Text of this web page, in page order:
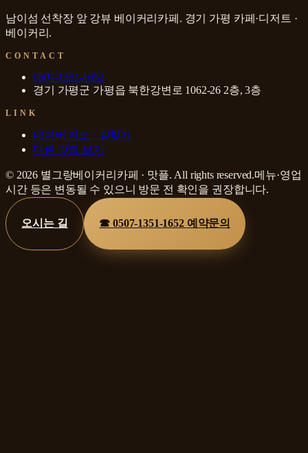
남이섬 선착장 앞 강뷰 베이커리카페 . 경기 가평 카페·디저트 ·
베이커리 .
CONTACT
0507-1351-1652
경기 가평군 가평읍 북한강변로 1062-26 2층, 3층
LINK
네이버 지도 · 길찾기
다른 맛집 보기
© 2026 별그랑베이커리카페 · 맛플. All rights reserved.메뉴·영업
시간 등은 변동될 수 있으니 방문 전 확인을 권장합니다.
오시는 길 ☎0507-1351-1652 예약문의